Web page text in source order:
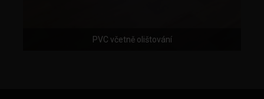
PVC včetně olištování